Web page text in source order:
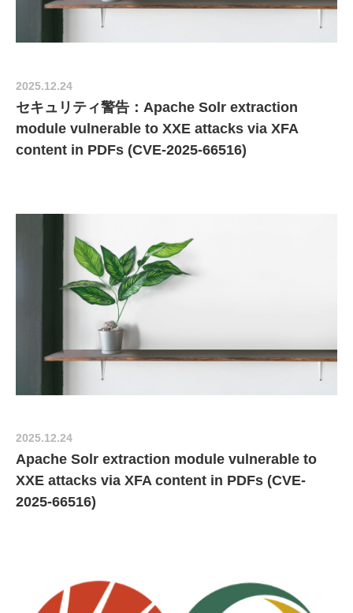
2025.12.24
セキュリティ警告：Apache Solr extraction
module vulnerable to XXE attacks via XFA
content in PDFs (CVE-2025-66516)
2025.12.24
Apache Solr extraction module vulnerable to
XXE attacks via XFA content in PDFs (CVE-
2025-66516)